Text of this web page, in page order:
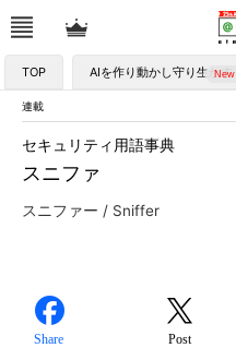
TOP AIを作り動かし守り生かす
連載
スニファ
セキュリティ用語事典
スニファー / Sniffer
Share Post